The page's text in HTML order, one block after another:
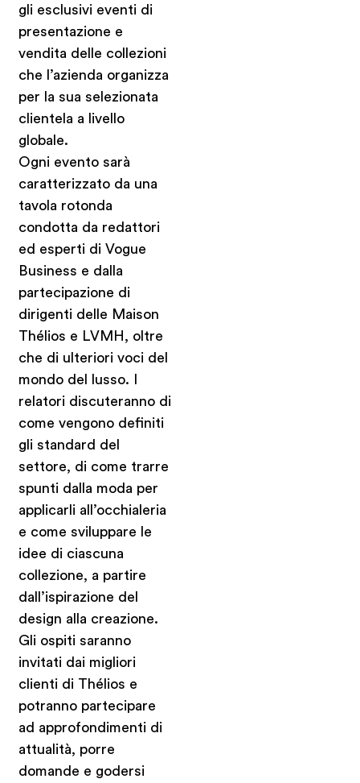
gli esclusivi eventi di
presentazione e
vendita delle collezioni
che l’azienda organizza
per la sua selezionata
clientela a livello
globale.
Ogni evento sarà
caratterizzato da una
tavola rotonda
condotta da redattori
ed esperti di Vogue
Business e dalla
partecipazione di
dirigenti delle Maison
Thélios e LVMH, oltre
che di ulteriori voci del
mondo del lusso. I
relatori discuteranno di
come vengono definiti
gli standard del
settore, di come trarre
spunti dalla moda per
applicarli all’occhialeria
e come sviluppare le
idee di ciascuna
collezione, a partire
dall’ispirazione del
design alla creazione.
Gli ospiti saranno
invitati dai migliori
clienti di Thélios e
potranno partecipare
ad approfondimenti di
attualità, porre
domande e godersi